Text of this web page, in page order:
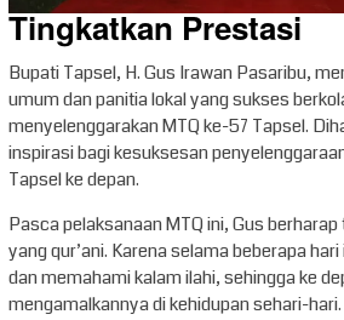
Tingkatkan Prestasi
Bupati Tapsel, H. Gus Irawan Pasaribu,
umum dan panitia lokal yang sukses
menyelenggarakan MTQ ke-57 Tapsel.
inspirasi bagi kesuksesan
Tapsel ke depan.
Pasca pelaksanaan MTQ ini, Gus
yang qur’ani. Karena selama beberapa
dan memahami kalam ilahi, sehingga ke
mengamalkannya di kehidupan sehari-hari.